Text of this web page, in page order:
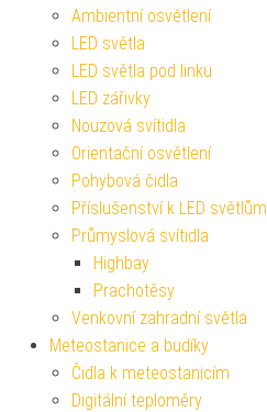
Ambientní osvětlení
LED světla
LED světla pod linku
LED zářivky
Nouzová svítidla
Orientační osvětlení
Pohybová čidla
Příslušenství k LED světlům
Průmyslová svítidla
Highbay
Prachotěsy
Venkovní zahradní světla
Meteostanice a budíky
Čidla k meteostanicím
Digitální teploměry